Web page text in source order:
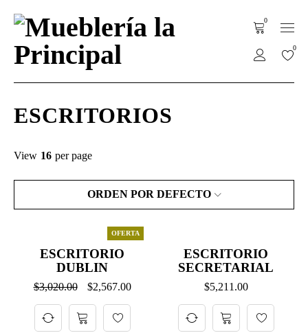
0
0
ESCRITORIOS
ORDEN POR DEFECTO
View 16 per page
OFERTA
ESCRITORIO
DUBLIN
$3,020.00 $2,567.00
ESCRITORIO
SECRETARIAL
$5,211.00